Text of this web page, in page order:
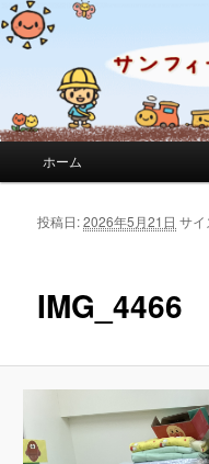
サンフィー
サンフィール保育園のせん
メインコンテンツへ移動
サブコンテンツへ移動
ホーム
画像ナビゲーション
IMG_4466
投稿日:2026年5月21日 サ